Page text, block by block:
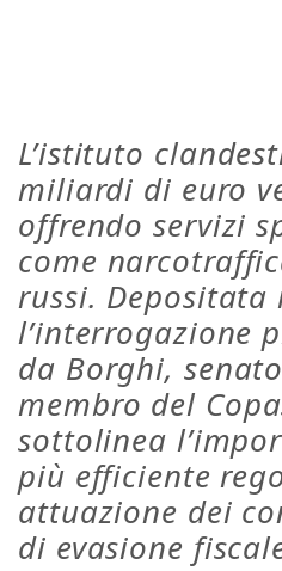
L’istituto
miliardi di euro
offrendo servizi
come
russi. Depositata
l’interrogazione
da Borghi,
membro del
sottolinea
più efficiente
attuazione dei
di evasione